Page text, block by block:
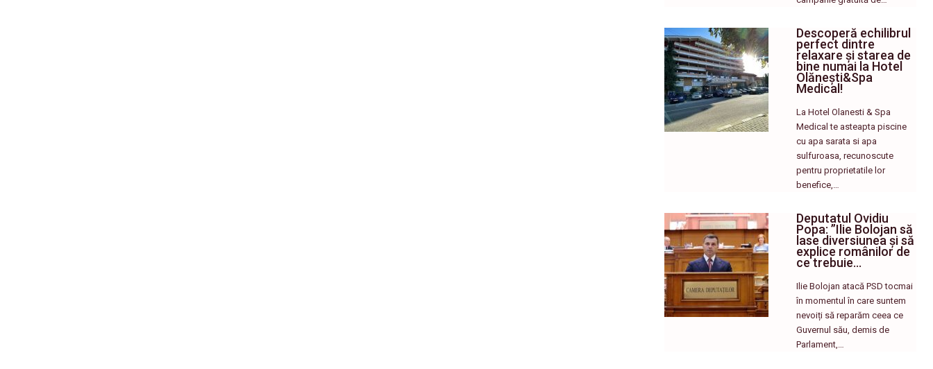
Descoperă echilibrul
perfect dintre
relaxare și starea de
bine numai la Hotel
Olănești&Spa
Medical!
La Hotel Olanesti & Spa
Medical te asteapta piscine
cu apa sarata si apa
sulfuroasa, recunoscute
pentru proprietatile lor
benefice,…
Deputatul Ovidiu
Popa: ”Ilie Bolojan să
lase diversiunea și să
explice românilor de
ce trebuie…
Ilie Bolojan atacă PSD tocmai
în momentul în care suntem
nevoiți să reparăm ceea ce
Guvernul său, demis de
Parlament,…